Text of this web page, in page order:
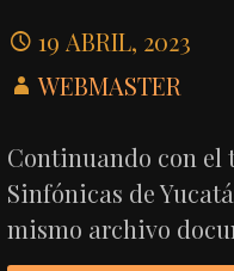
19 ABRIL, 2023
WEBMASTER
Continuando con el
Sinfónicas de
mismo archivo